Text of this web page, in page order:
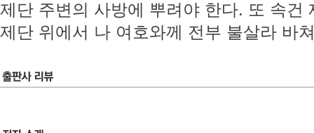
제단 주변의 사방에 뿌려야 한다. 또 속건
제단 위에서 나 여호와께 전부 불살라 바